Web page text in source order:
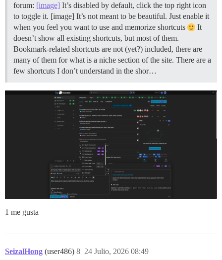
forum: [image] It’s disabled by default, click the top right icon
to toggle it. [image] It’s not meant to be beautiful. Just enable it
when you feel you want to use and memorize shortcuts
It
doesn’t show all existing shortcuts, but most of them.
Bookmark-related shortcuts are not (yet?) included, there are
many of them for what is a niche section of the site. There are a
few shortcuts I don’t understand in the shor…
1 me gusta
SeizalHong (user486) 24 Julio, 2026 08:49
8